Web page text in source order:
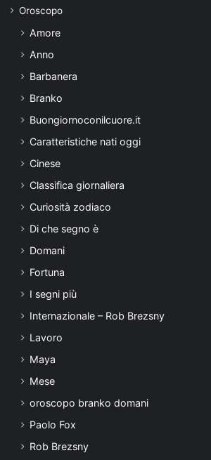
Oroscopo
Amore
Anno
Barbanera
Branko
Buongiornoconilcuore.it
Caratteristiche nati oggi
Cinese
Classifica giornaliera
Curiosità zodiaco
Di che segno è
Domani
Fortuna
I segni più
Internazionale – Rob Brezsny
Lavoro
Maya
Mese
oroscopo branko domani
Paolo Fox
Rob Brezsny